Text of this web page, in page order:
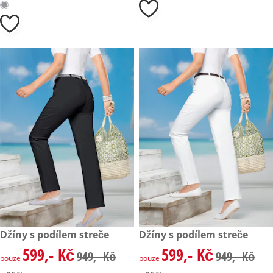
zlevněná cena: 599,- Kč, původní cena: 949,- Kč
- 36 %
Džíny s podílem streče
zlevněná cena: 599,- Kč, původní cena: 949,- Kč
pouze 599,- Kč949,- Kč
zlevněná cena: 599,- Kč,
- 36 %
Džíny s podílem streče
zlevněná cena: 599,- Kč,
pouze 599,- Kč949,- Kč